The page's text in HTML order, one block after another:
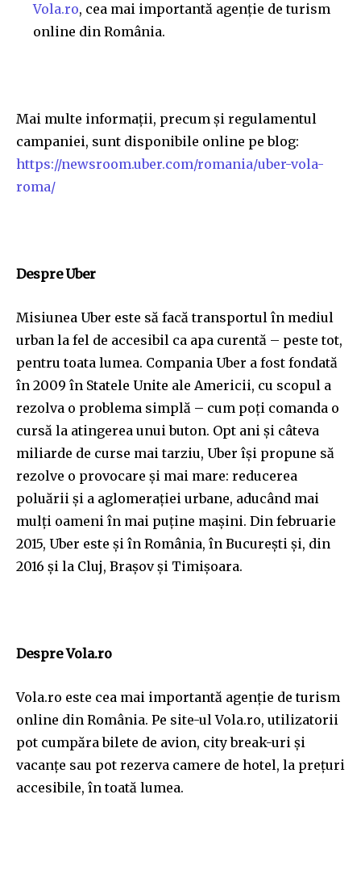
Vola.ro, cea mai importantă agenție de turism
online din România.
Mai multe informații, precum și regulamentul
campaniei, sunt disponibile online pe blog:
https://newsroom.uber.com/romania/uber-vola-
roma/
Despre Uber
Misiunea Uber este să facă transportul în mediul
urban la fel de accesibil ca apa curentă – peste tot,
pentru toata lumea. Compania Uber a fost fondată
în 2009 în Statele Unite ale Americii, cu scopul a
rezolva o problema simplă – cum poți comanda o
cursă la atingerea unui buton. Opt ani și câteva
miliarde de curse mai tarziu, Uber își propune să
rezolve o provocare și mai mare: reducerea
poluării și a aglomerației urbane, aducând mai
mulți oameni în mai puține mașini. Din februarie
2015, Uber este şi în România, în Bucureşti și, din
2016 și la Cluj, Brașov și Timișoara.
Despre Vola.ro
Vola.ro este cea mai importantă agenție de turism
online din România. Pe site-ul Vola.ro, utilizatorii
pot cumpăra bilete de avion, city break-uri și
vacanțe sau pot rezerva camere de hotel, la prețuri
accesibile, în toată lumea.